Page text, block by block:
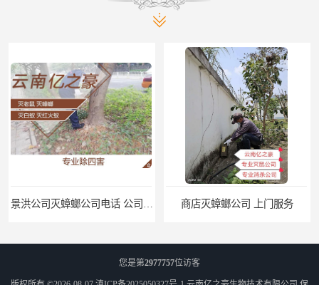
商店灭蟑螂公司 上门服务
您是第2977757位访客